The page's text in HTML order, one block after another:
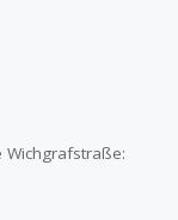
Wichgrafstraße: